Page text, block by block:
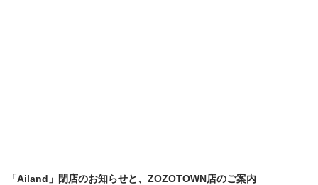
「Ailand」閉店のお知らせと、ZOZOTOWN店のご案内